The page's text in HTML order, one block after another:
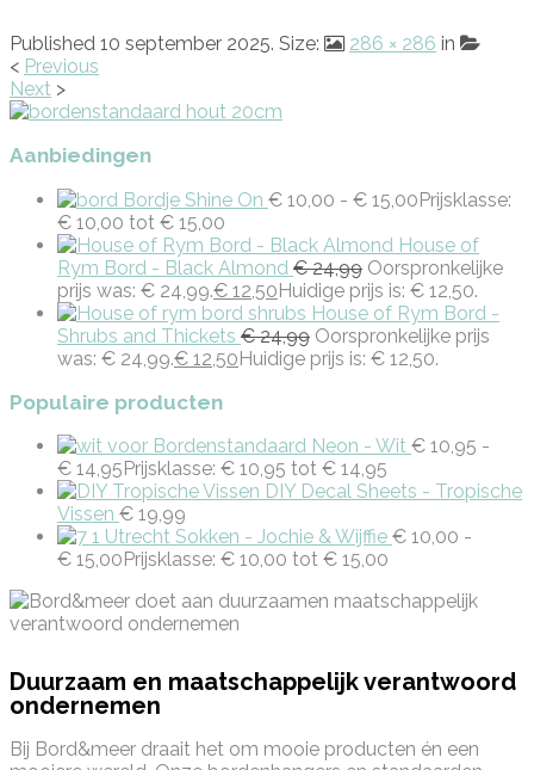
Published 10 september 2025. Size: 286 × 286 in
< Previous
Next >
Aanbiedingen
Bordje Shine On € 10,00 - € 15,00Prijsklasse:
€ 10,00 tot € 15,00
House of
Rym Bord - Black Almond €24,99 Oorspronkelijke
prijs was: € 24,99.€ 12,50Huidige prijs is: € 12,50.
House of Rym Bord -
Shrubs and Thickets €24,99 Oorspronkelijke prijs
was: € 24,99.€ 12,50Huidige prijs is: € 12,50.
Populaire producten
Bordenstandaard Neon - Wit € 10,95 -
€ 14,95 Prijsklasse: € 10,95 tot € 14,95
DIY Decal Sheets - Tropische
Vissen € 19,99
Utrecht Sokken - Jochie & Wijffie € 10,00 -
€ 15,00 Prijsklasse: € 10,00 tot € 15,00
Duurzaam en maatschappelijk verantwoord
ondernemen
Bij Bord&meer draait het om mooie producten én een